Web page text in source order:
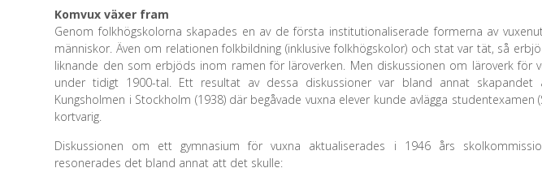
Komvux växer fram
Genom folkhögskolorna skapades en av de första institutionaliserade formerna av
människor. Även om relationen folkbildning (inklusive folkhögskolor) och stat var tät, så
liknande den som erbjöds inom ramen för läroverken. Men diskussionen om läroverk för
under tidigt 1900-tal. Ett resultat av dessa diskussioner var bland annat
Kungsholmen i Stockholm (1938) där begåvade vuxna elever kunde avlägga studentexamen
kortvarig.
Diskussionen om ett gymnasium för vuxna aktualiserades i 1946 års
resonerades det bland annat att det skulle: